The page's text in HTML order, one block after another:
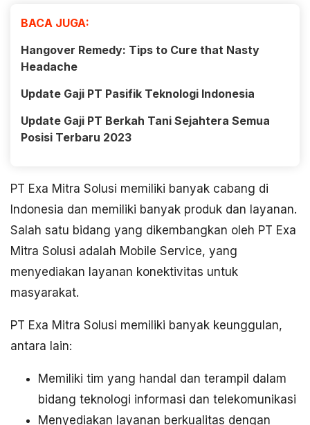
BACA JUGA:
Hangover Remedy: Tips to Cure that Nasty
Headache
Update Gaji PT Pasifik Teknologi Indonesia
Update Gaji PT Berkah Tani Sejahtera Semua
Posisi Terbaru 2023
PT Exa Mitra Solusi memiliki banyak cabang di
Indonesia dan memiliki banyak produk dan layanan.
Salah satu bidang yang dikembangkan oleh PT Exa
Mitra Solusi adalah Mobile Service, yang
menyediakan layanan konektivitas untuk
masyarakat.
PT Exa Mitra Solusi memiliki banyak keunggulan,
antara lain:
Memiliki tim yang handal dan terampil dalam
bidang teknologi informasi dan telekomunikasi
Menyediakan layanan berkualitas dengan